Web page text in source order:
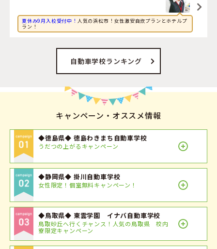
夏休み9月入校受付中！ 人気の浜松市！女性激安自炊プランとホテルプ
ラン！
自動車学校ランキング
キャンペーン・オススメ情報
◆徳島県◆ 徳島わきまち自動車学校
うだつの上がるキャンペーン
◆静岡県◆ 掛川自動車学校
女性限定！個室無料キャンペーン！
◆鳥取県◆ 東雲学園 イナバ自動車学校
鳥取砂丘へ行くチャンス！人気の鳥取県 校内
寮限定キャンペーン